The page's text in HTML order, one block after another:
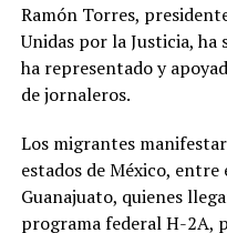
Ramón Torres,
Unidas por la Justicia, ha
ha representado y
de jornaleros.
Los migrantes
estados de México,
Guanajuato, quienes
programa federal H-2A,